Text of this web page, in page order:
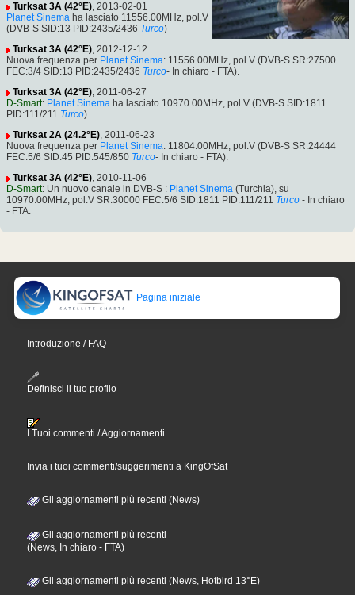
Turksat 3A (42°E), 2013-02-01
Planet Sinema ha lasciato 11556.00MHz, pol.V
(DVB-S SID:13 PID:2435/2436 Turco)
Turksat 3A (42°E), 2012-12-12
Nuova frequenza per Planet Sinema: 11556.00MHz, pol.V (DVB-S SR:27500
FEC:3/4 SID:13 PID:2435/2436 Turco- In chiaro - FTA).
Turksat 3A (42°E), 2011-06-27
D-Smart: Planet Sinema ha lasciato 10970.00MHz, pol.V (DVB-S SID:1811
PID:111/211 Turco)
Turksat 2A (24.2°E), 2011-06-23
Nuova frequenza per Planet Sinema: 11804.00MHz, pol.V (DVB-S SR:24444
FEC:5/6 SID:45 PID:545/850 Turco- In chiaro - FTA).
Turksat 3A (42°E), 2010-11-06
D-Smart: Un nuovo canale in DVB-S : Planet Sinema (Turchia), su
10970.00MHz, pol.V SR:30000 FEC:5/6 SID:1811 PID:111/211 Turco - In chiaro
- FTA.
Pagina iniziale
Introduzione / FAQ
Definisci il tuo profilo
I Tuoi commenti / Aggiornamenti
Invia i tuoi commenti/suggerimenti a KingOfSat
Gli aggiornamenti più recenti (News)
Gli aggiornamenti più recenti
(News, In chiaro - FTA)
Gli aggiornamenti più recenti (News, Hotbird 13°E)